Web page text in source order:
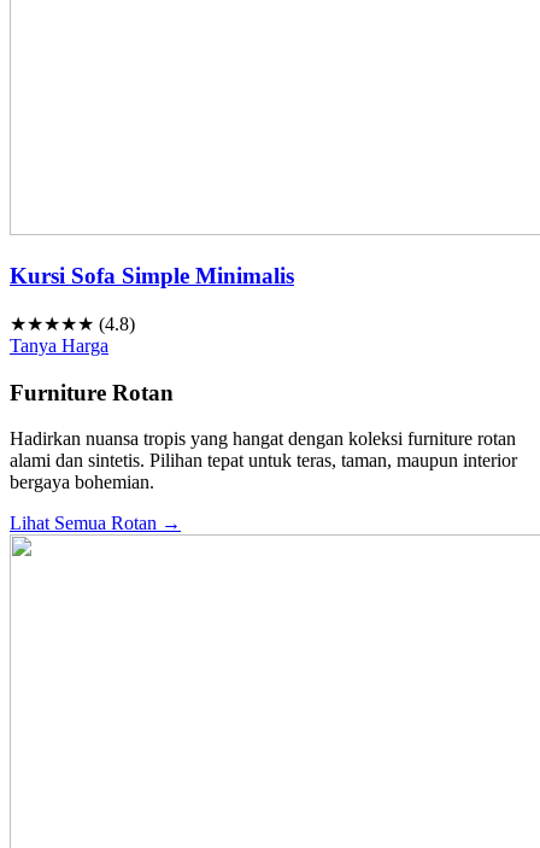
Kursi Sofa Simple Minimalis
★★★★★ (4.8)
Tanya Harga
Furniture Rotan
Hadirkan nuansa tropis yang hangat dengan koleksi furniture rotan
alami dan sintetis. Pilihan tepat untuk teras, taman, maupun interior
bergaya bohemian.
Lihat Semua Rotan →